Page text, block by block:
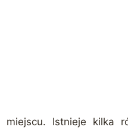
Istnieje kilka